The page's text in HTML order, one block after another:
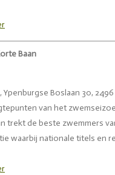
Baan
Boslaan 30,
van het
trekt de beste zwemmers
waarbij nationale titels en